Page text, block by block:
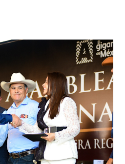
capital. Leo Montañez
se usarán cerca de 90 mil
para dar inicio en la calle
y la calle 22 de Octubre, con
66 casas. Posteriormente se
de Nuestra Señora de la
y Decreto 27 de Septiembre, en
de Agua, en la comunidad
los edificios de...